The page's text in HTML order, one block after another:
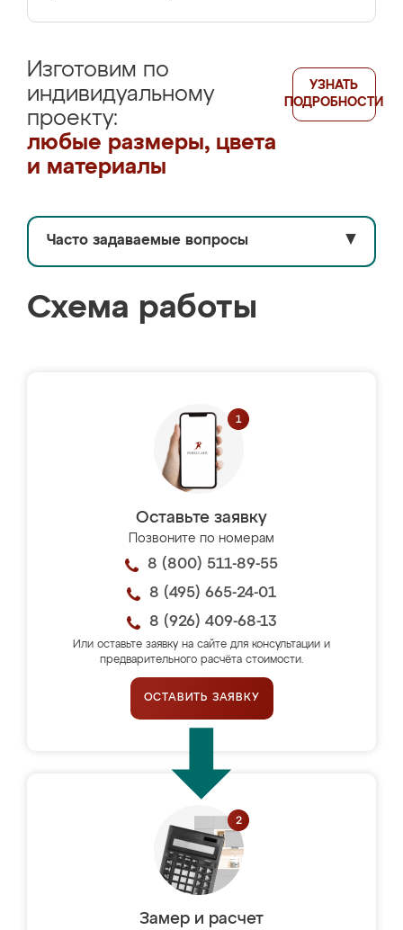
Изготовим по
индивидуальному
проекту:
любые размеры, цвета
и материалы
УЗНАТЬ
ПОДРОБНОСТИ
Часто задаваемые вопросы ▼
Схема работы
Оставьте заявку
Позвоните по номерам
8 (800) 511-89-55
8 (495) 665-24-01
8 (926) 409-68-13
Или оставьте заявку на сайте для консультации и
предварительного расчёта стоимости.
ОСТАВИТЬ ЗАЯВКУ
Замер и расчет